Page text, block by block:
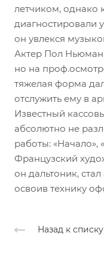
летчиком, однако
диагностировали
он увлекся
Актер Пол Ньюман
но на
тяжелая форма
отслужить ему в
Известный
абсолютно не
работы: «Начало»,
Французский
он дальтоник,
освоив технику
Назад к списку